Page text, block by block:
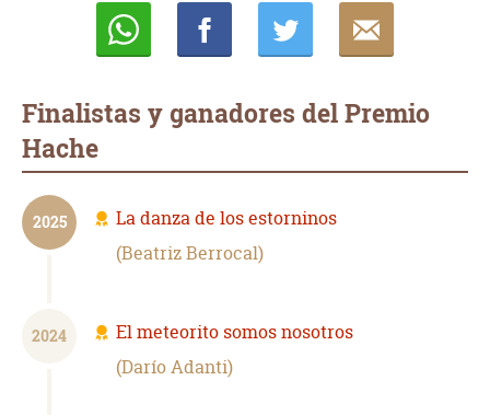
Finalistas y ganadores del Premio
Hache
2025
La danza de los estorninos
Beatriz Berrocal
2024
El meteorito somos nosotros
Darío Adanti